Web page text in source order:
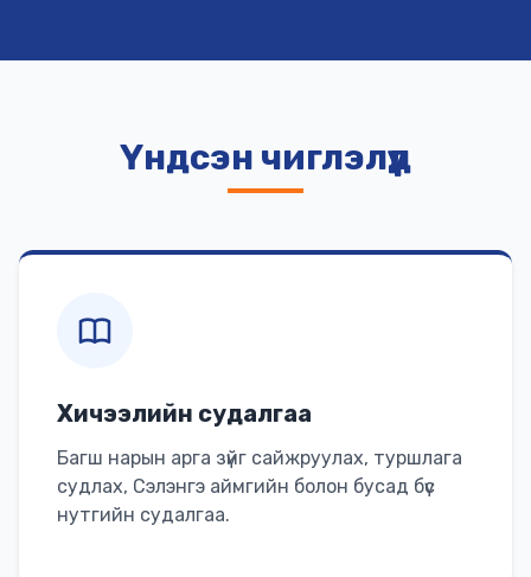
Үндсэн чиглэлүүд
Хичээлийн судалгаа
Багш нарын арга зүйг сайжруулах, туршлага
судлах, Сэлэнгэ аймгийн болон бусад бүс
нутгийн судалгаа.